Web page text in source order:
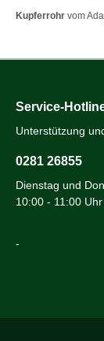
Kupferrohr vom
Service-
Unterstützung
0281 26855
Dienstag und
10:00 - 11:00
-